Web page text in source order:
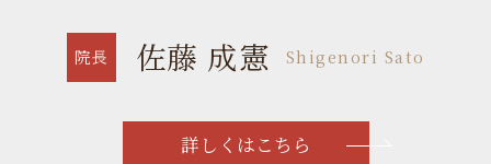
院長 佐藤 成憲 Shigenori Sato
詳しくはこちら